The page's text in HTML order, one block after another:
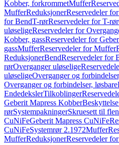
Kobber, forkrommetMuffer
MufferReduksjonerReservedeler
for BendT-rørReservedeler for T-rør
uløseligeReservedeler for
Kobber, gassReservedeler for
gassMufferReservedeler for Muffer
ReduksjonerBendReservedeler for
rørOverganger uløselige
uløseligeOverganger og
Overganger og forbindelser, løsbare
EndedekslerTilkoblinger
Geberit Mapress Kobber
rørSystempakningerSkruesett til
CuNiFeGeberit Mapress CuNiFe
CuNiFeSystemrør 2.1972Muffer
MufferReduksjonerReservedeler